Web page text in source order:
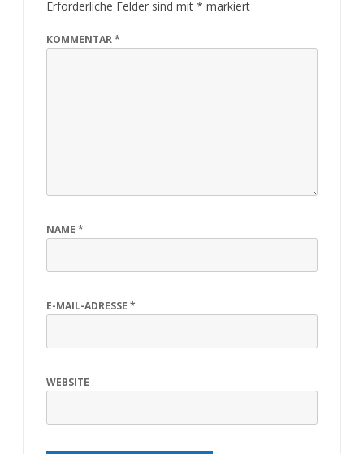
Erforderliche Felder sind mit * markiert
KOMMENTAR*
NAME *
E-MAIL-ADRESSE *
WEBSITE